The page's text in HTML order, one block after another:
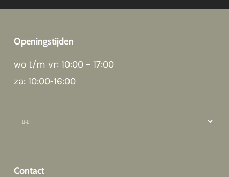
Openingstijden
wo t/m vr: 10:00 – 17:00
za: 10:00-16:00
Contact